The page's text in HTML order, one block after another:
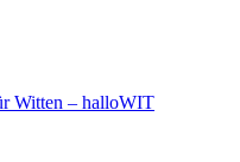
Witten – halloWIT